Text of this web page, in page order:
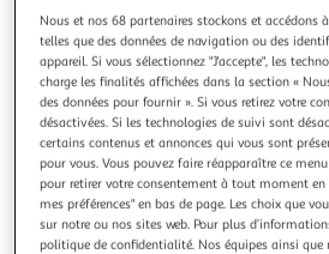
ATMOSPHERA
Pendule silence 30cm noir
Informations Techniques :
30,5 cm Matières : Plastique,
Spécificités : Fonctionne à pile AA/LR6 Piles non incluses
Poids : 0,580 kg Couleur : Noir
En savoir +
Vendu par Paris Prix
Nous et nos 68 partenaires stockons et accédons
telles que des données de navigation ou des
appareil. Si vous sélectionnez "J'accepte", les
charge les finalités affichées dans la section «
des données pour fournir ». Si vous retirez votre
désactivées. Si les technologies de suivi sont
certains contenus et annonces qui vous sont
pour vous. Vous pouvez faire réapparaître ce
pour retirer votre consentement à tout moment en
mes préférences" en bas de page. Les choix que
sur notre ou nos sites web. Pour plus
politique de confidentialité. Nos équipes ainsi que